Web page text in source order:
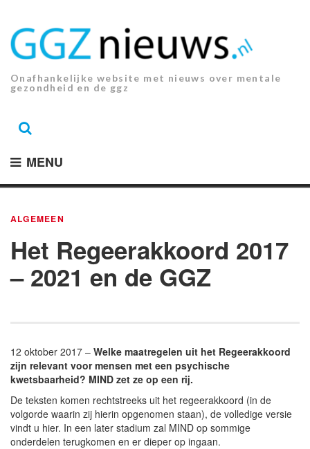
inhoud.
Onafhankelijke website met nieuws over mentale
gezondheid en de ggz
MENU
ALGEMEEN
Het Regeerakkoord 2017
– 2021 en de GGZ
12 oktober 2017 – Welke maatregelen uit het Regeerakkoord
zijn relevant voor mensen met een psychische
kwetsbaarheid? MIND zet ze op een rij.
De teksten komen rechtstreeks uit het regeerakkoord (in de
volgorde waarin zij hierin opgenomen staan), de volledige versie
vindt u hier. In een later stadium zal MIND op sommige
onderdelen terugkomen en er dieper op ingaan.